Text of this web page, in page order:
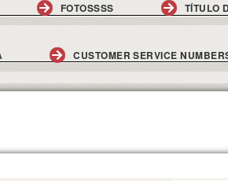
FOTOSSSS TÍTULO
CUSTOMER SERVICE